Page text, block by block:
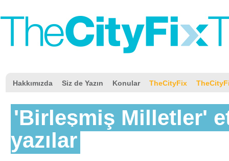
Hakkımızda Siz de Yazın Konular TheCityFix
'Birleşmiş Milletler'
yazılar